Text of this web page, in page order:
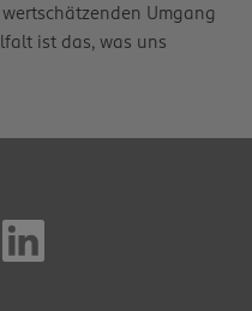
Umgang
ist das, was uns